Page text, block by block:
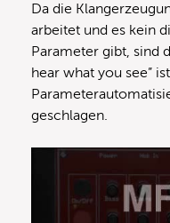
Da die
arbeitet und es kein
Parameter gibt, sind
hear what you see”
geschlagen.